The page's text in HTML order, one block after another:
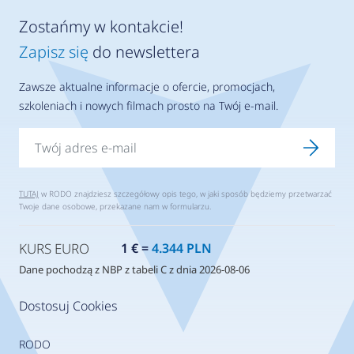
Dostosuj Cookies
RODO
Zostańmy w kontakcie!
Zapisz się do newslettera
Zawsze aktualne informacje o ofercie, promocjach,
szkoleniach i nowych filmach prosto na Twój e-mail.
TUTAJ w RODO znajdziesz szczegółowy opis tego, w jaki sposób będziemy przetwarzać
Twoje dane osobowe, przekazane nam w formularzu.
KURS EURO 1 € =4.344 PLN
Dane pochodzą z NBP z tabeli C z dnia 2026-08-06